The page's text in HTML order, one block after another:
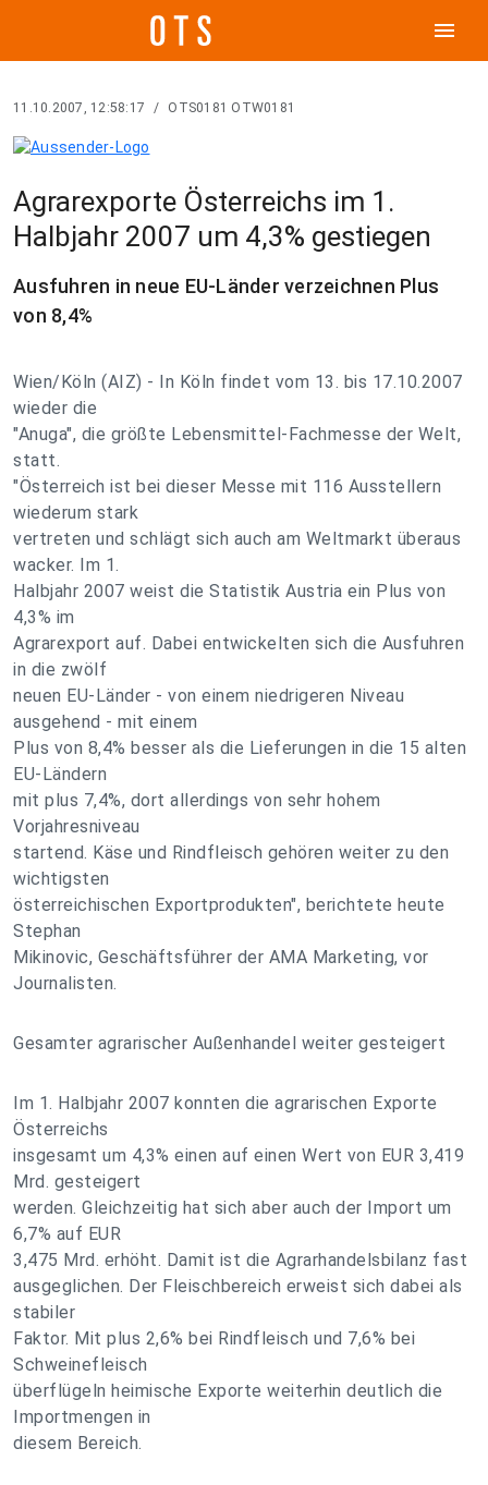
menu
11.10.2007, 12:58:17 / OTS0181 OTW0181
Agrarexporte Österreichs im 1.
Halbjahr 2007 um 4,3% gestiegen
Ausfuhren in neue EU-Länder verzeichnen Plus
von 8,4%
Wien/Köln (AIZ) - In Köln findet vom 13. bis 17.10.2007
wieder die
"Anuga", die größte Lebensmittel-Fachmesse der Welt,
statt.
"Österreich ist bei dieser Messe mit 116 Ausstellern
wiederum stark
vertreten und schlägt sich auch am Weltmarkt überaus
wacker. Im 1.
Halbjahr 2007 weist die Statistik Austria ein Plus von
4,3% im
Agrarexport auf. Dabei entwickelten sich die Ausfuhren
in die zwölf
neuen EU-Länder - von einem niedrigeren Niveau
ausgehend - mit einem
Plus von 8,4% besser als die Lieferungen in die 15 alten
EU-Ländern
mit plus 7,4%, dort allerdings von sehr hohem
Vorjahresniveau
startend. Käse und Rindfleisch gehören weiter zu den
wichtigsten
österreichischen Exportprodukten", berichtete heute
Stephan
Mikinovic, Geschäftsführer der AMA Marketing, vor
Journalisten.
Gesamter agrarischer Außenhandel weiter gesteigert
Im 1. Halbjahr 2007 konnten die agrarischen Exporte
Österreichs
insgesamt um 4,3% einen auf einen Wert von EUR 3,419
Mrd. gesteigert
werden. Gleichzeitig hat sich aber auch der Import um
6,7% auf EUR
3,475 Mrd. erhöht. Damit ist die Agrarhandelsbilanz fast
ausgeglichen. Der Fleischbereich erweist sich dabei als
stabiler
Faktor. Mit plus 2,6% bei Rindfleisch und 7,6% bei
Schweinefleisch
überflügeln heimische Exporte weiterhin deutlich die
Importmengen in
diesem Bereich.